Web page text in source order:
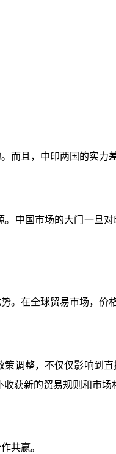
且，中印两国的实力
中国市场的大门一旦
在全球贸易市场，价
调整，不仅仅影响到
获新的贸易规则和市场
共赢。